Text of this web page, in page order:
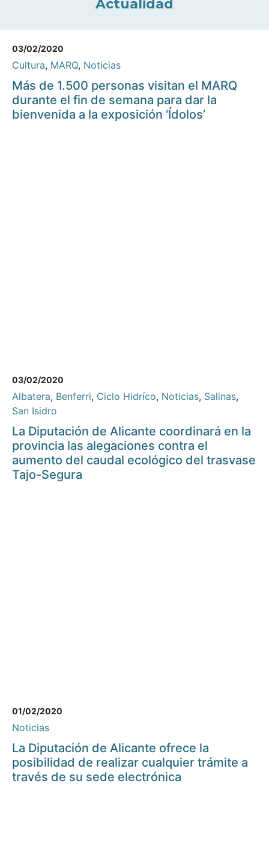
Actualidad
03/02/2020
Cultura, MARQ, Noticias
Más de 1.500 personas visitan el MARQ
durante el fin de semana para dar la
bienvenida a la exposición ‘Ídolos’
03/02/2020
Albatera, Benferri, Ciclo Hidríco, Noticias, Salinas,
San Isidro
La Diputación de Alicante coordinará en la
provincia las alegaciones contra el
aumento del caudal ecológico del trasvase
Tajo-Segura
01/02/2020
Noticias
La Diputación de Alicante ofrece la
posibilidad de realizar cualquier trámite a
través de su sede electrónica